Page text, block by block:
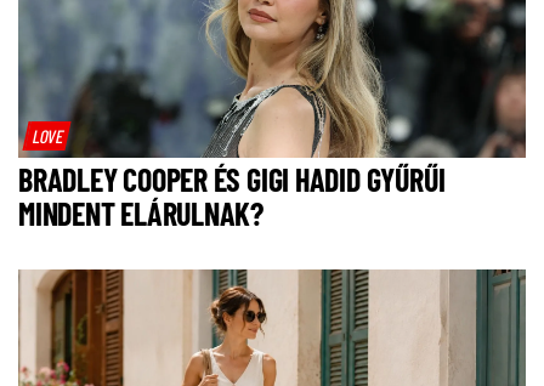
LOVE
BRADLEY COOPER ÉS GIGI HADID GYŰRŰI
MINDENT ELÁRULNAK?